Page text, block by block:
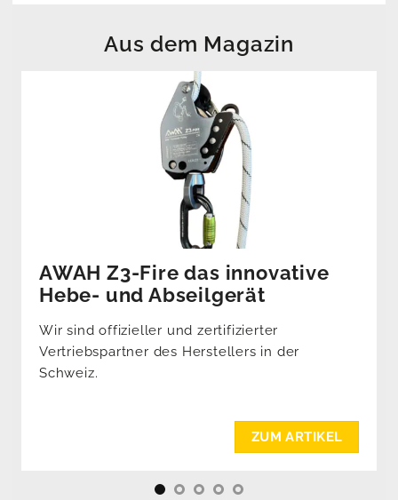
Aus dem Magazin
AWAH Z3-Fire das innovative
Hebe- und Abseilgerät
Wir sind offizieller und zertifizierter
Vertriebspartner des Herstellers in der
Schweiz.
ZUM ARTIKEL